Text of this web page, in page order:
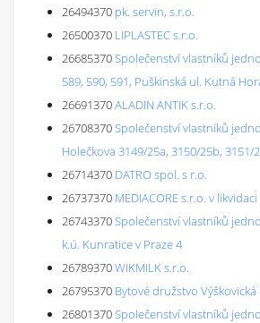
26494370 pk. servin, s.r.o.
26500370 LIPLASTEC s.r.o.
26685370Společenství vlastníků
589, 590, 591, Puškinská ul. Kutná
26691370ALADIN ANTIK s.r.o.
26708370Společenství vlastníků
Holečkova 3149/25a, 3150/25b, 3151/
26714370 DATRO spol. s r.o.
26737370 MEDIACORE s.r.o. v likvidaci
26743370Společenství vlastníků
k.ú. Kunratice v Praze 4
26789370WIKMILK s.r.o.
26795370 Bytové družstvo Výškovická
26801370Společenství vlastníků